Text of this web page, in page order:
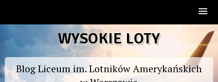
to
WYSOKIE LOTY
Blog Liceum im. Lotników Amerykańskich